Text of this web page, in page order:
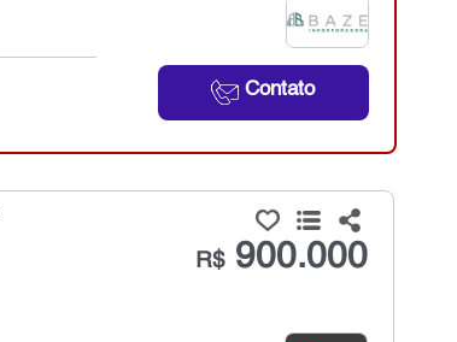
Contato
R$900.000